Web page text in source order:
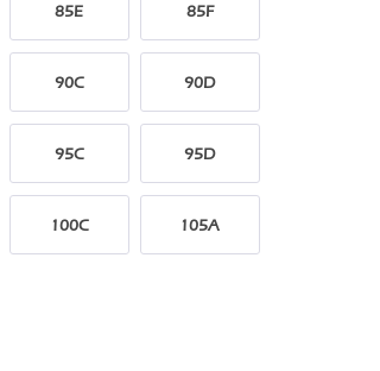
85E 85F
90C 90D
95C 95D
100C 105A